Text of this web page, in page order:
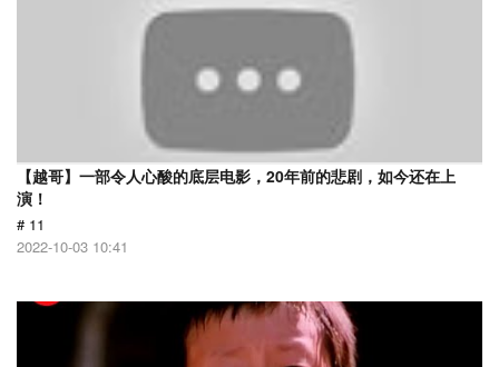
【越哥】一部令人心酸的底层电影，20年前的悲剧，如今还在上
演！
# 11
2022-10-03 10:41